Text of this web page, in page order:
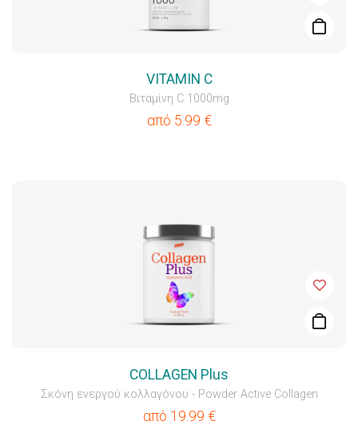
VITAMIN C
Βιταμίνη C 1000mg
από 5.99 €
COLLAGEN Plus
Σκόνη ενεργού κολλαγόνου - Powder Active Collagen
από 19.99 €